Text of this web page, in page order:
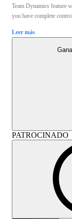
Team Dynamics feature
you have complete
Leer más
PATROCINADO